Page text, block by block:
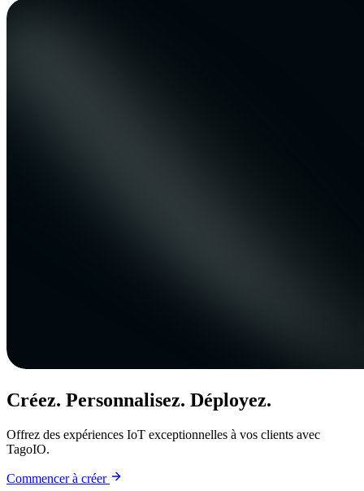
Créez. Personnalisez. Déployez.
Offrez des expériences IoT exceptionnelles à vos clients avec
TagoIO.
Commencer à créer